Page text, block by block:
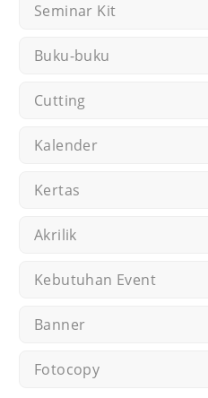
Seminar Kit
Buku-buku
Cutting
Kalender
Kertas
Akrilik
Kebutuhan Event
Banner
Fotocopy